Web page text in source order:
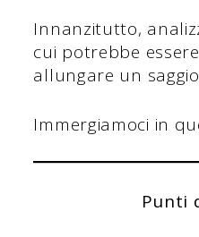
Innanzitutto,
cui potrebbe
allungare un
Immergiamoci in
Punti